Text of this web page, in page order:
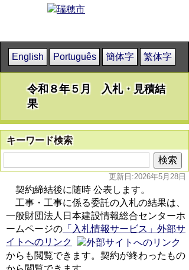
English Português 簡体字 繁体字
令和８年５月 入札・見積結
果
キーワード検索
更新日:2026年5月28日
契約締結後に随時 公表します。
工事・工事に係る委託の入札の結果は、
一般財団法人日本建設情報総合センターホ
ームページの 「入札情報サービス」外部サ
イトへのリンク
からも閲覧できます。契約が終わったもの